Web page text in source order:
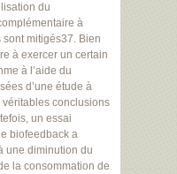
du
à
sont mitigés37. Bien
à exercer un certain
à l’aide du
d’une étude à
véritables conclusions
un essai
biofeedback a
une diminution du
la consommation de